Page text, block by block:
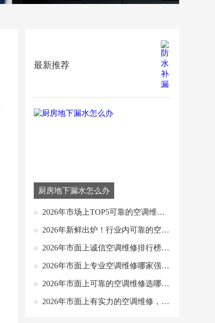
最新推荐
厨房地下漏水怎么办
2026年市场上TOP5可靠的空调维修
2026年新鲜出炉！行业内可靠的空调
2026年市面上诚信空调维修排行榜单
2026年市面上专业空调维修哪家强？
2026年市面上可靠的空调维修选哪
2026年市面上有实力的空调维修，哪